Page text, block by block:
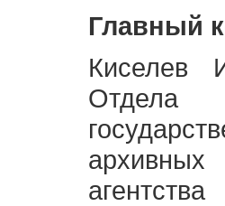
Главный
Киселев
Отдела
архивных
агентства